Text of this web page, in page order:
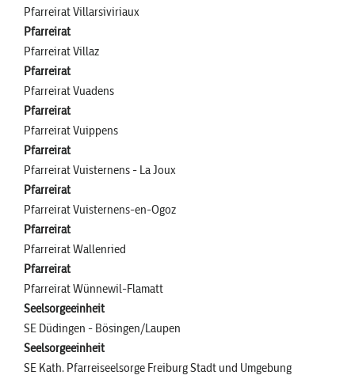
Pfarreirat Villarsiviriaux
Pfarreirat
Pfarreirat Villaz
Pfarreirat
Pfarreirat Vuadens
Pfarreirat
Pfarreirat Vuippens
Pfarreirat
Pfarreirat Vuisternens - La Joux
Pfarreirat
Pfarreirat Vuisternens-en-Ogoz
Pfarreirat
Pfarreirat Wallenried
Pfarreirat
Pfarreirat Wünnewil-Flamatt
Seelsorgeeinheit
SE Düdingen - Bösingen/Laupen
Seelsorgeeinheit
SE Kath. Pfarreiseelsorge Freiburg Stadt und Umgebung